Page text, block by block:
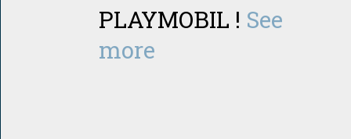
PLAYMOBIL ! See
more